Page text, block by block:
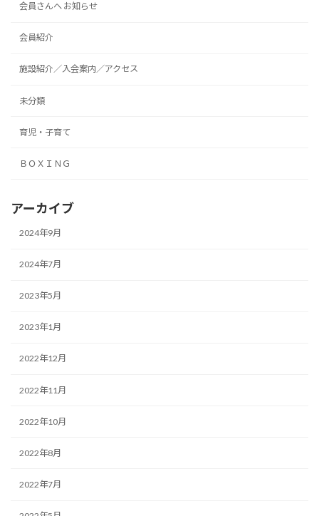
会員さんへ お知らせ
会員紹介
施設紹介／入会案内／アクセス
未分類
育児・子育て
ＢＯＸＩＮＧ
アーカイブ
2024年9月
2024年7月
2023年5月
2023年1月
2022年12月
2022年11月
2022年10月
2022年8月
2022年7月